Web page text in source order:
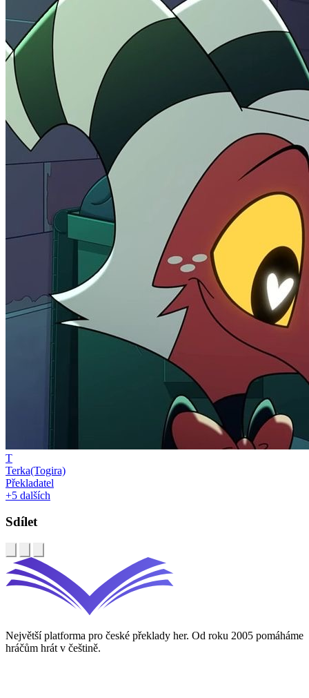
T
Terka(Togira)
Překladatel
+5 dalších
Sdílet
Největší platforma pro české překlady her. Od roku 2005 pomáháme
hráčům hrát v češtině.